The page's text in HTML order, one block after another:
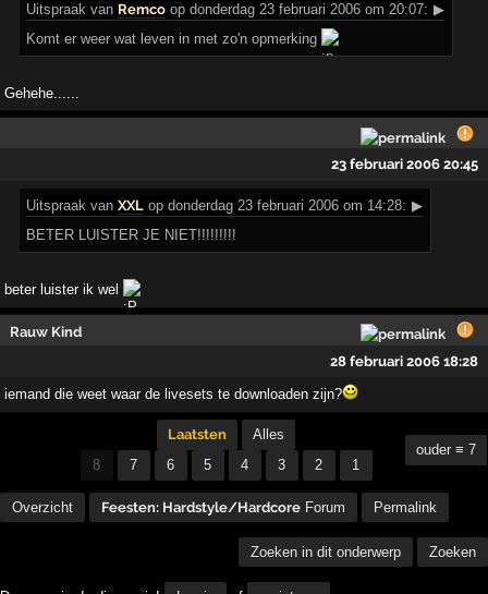
Uitspraak van Remco op donderdag 23 februari 2006 om 20:07: ▶
Komt er weer wat leven in met zo'n opmerking
Gehehe......
23 februari 2006 20:45
Uitspraak vanXXL op donderdag 23 februari 2006 om 14:28: ▶
BETER LUISTER JE NIET!!!!!!!!!
beter luister ik wel
Rauw Kind
28 februari 2006 18:28
iemand die weet waar de livesets te downloaden zijn?
Laatsten
Alles
8
7 6 5 4 3 2 1
ouder ≡ 7
Overzicht Feesten: Hardstyle/Hardcore Forum Permalink
Zoeken in dit onderwerp Zoeken